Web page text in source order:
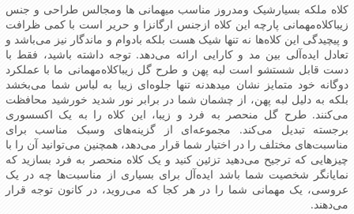
کلاه ملکه بسیارشیک ومدروز مناسب میهمانی ها ومجالس طراحی و جنس
زیباکلاه‌مهمانی پارچه این کلاه ازجنس ارگانزا و حریر است با کمی ظرافت
و پیچیدگی این کلاه‌ها نه تنها شیک هست بلکه بادوام و ماندگار نیز می‌باشد و
تعادل ایده‌آلی بین مد و کارایی ارائه می‌دهد. توجه داشته باشید، فقط با
دست قابل شستشو است لبه پهن و طرح گل زیباکلاه‌مهمانی ما با عملکرد
دوگانه خود متمایز نشان میدهدنه تنها جلوه‌ای زیبا به لباس شما می‌بخشد
بلکه به دلیل لبه پهن، از چشمان شما در برابر نور شدید خورشید محافظت
می‌کنند. طرح گل منحصر به فرد و زیبا، این کلاه را به یک اکسسوری
برجسته تبدیل می‌کند. مجموعه‌ای از گزینه‌های وسبک مناسب برای
مناسبت‌های مختلف را در اختیار شما قرار می‌دهد، همچنین می‌توانید آن را با
چیزهایی که ترجیح می‌دهید تزئین کنید و یک کلاه منحصر به فرد بسازید که
نمایانگر شخصیت شما باشد ایده‌آل برای بسیاری از مناسبت‌ها چه در یک
عروسی، یک مهمانی شما را در هر کجا که می‌روید، در کانون توجه قرار
می‌دهند.